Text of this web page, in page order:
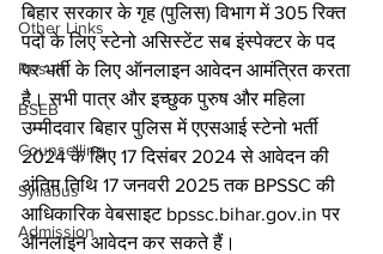
Other Links
Result
BSEB
Counselling
Syllabus
Admission
बिहार सरकार के गृह (पुलिस) विभाग में 305 रिक्त
पदों के लिए स्टेनो असिस्टेंट सब इंस्पेक्टर के पद
पर भर्ती के लिए ऑनलाइन आवेदन आमंत्रित करता
है। सभी पात्र और इच्छुक पुरुष और महिला
उम्मीदवार बिहार पुलिस में एएसआई स्टेनो भर्ती
2024 के लिए 17 दिसंबर 2024 से आवेदन की
अंतिम तिथि 17 जनवरी 2025 तक BPSSC की
आधिकारिक वेबसाइट bpssc.bihar.gov.in पर
ऑनलाइन आवेदन कर सकते हैं।